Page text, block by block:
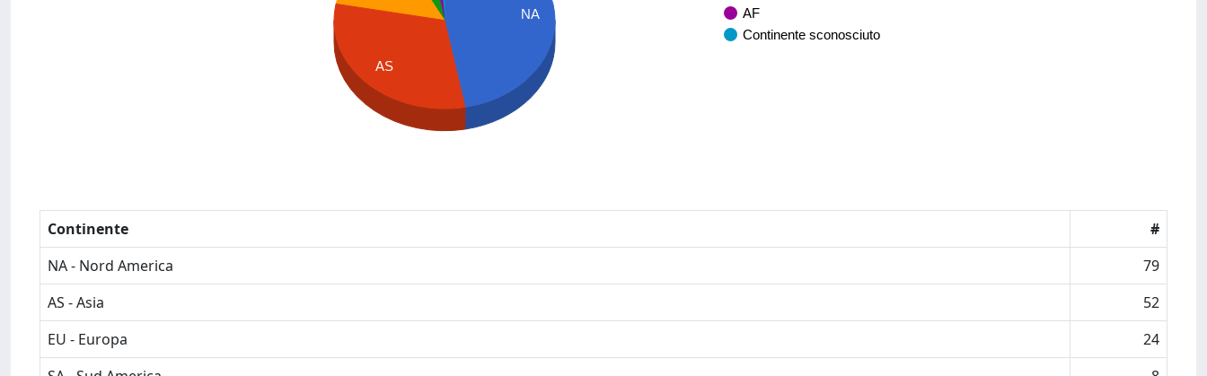
AF
Continente sconosciuto
NA
AS
Continente
#
NA - Nord America
79
AS - Asia
52
EU - Europa
24